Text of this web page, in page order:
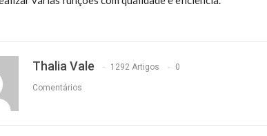
Thalia Vale 1292 Artigos 0
Comentários